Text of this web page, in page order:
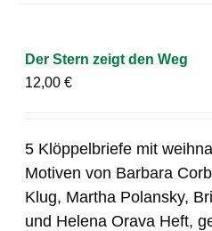
Der Stern zeigt den Weg
12,00€
5 Klöppelbriefe mit
Motiven von Barbara
Klug, Martha Polansky,
und Helena Orava Heft,